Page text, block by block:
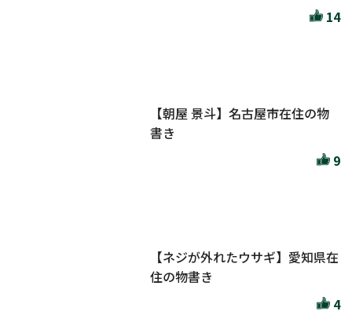
14
【朝屋 景斗】名古屋市在住の物
書き
9
【ネジが外れたウサギ】愛知県在
住の物書き
4